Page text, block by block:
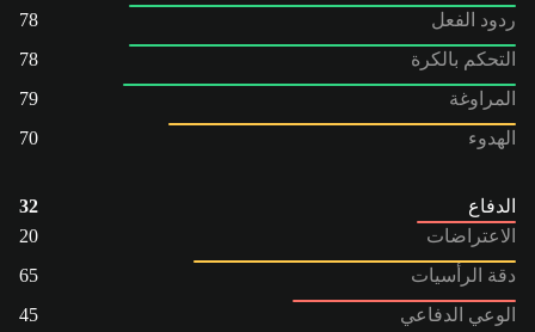
ردود الفعل
78
التحكم بالكرة
78
المراوغة
79
الهدوء
70
الدفاع
32
الاعتراضات
20
دقة الرأسيات
65
الوعي الدفاعي
45